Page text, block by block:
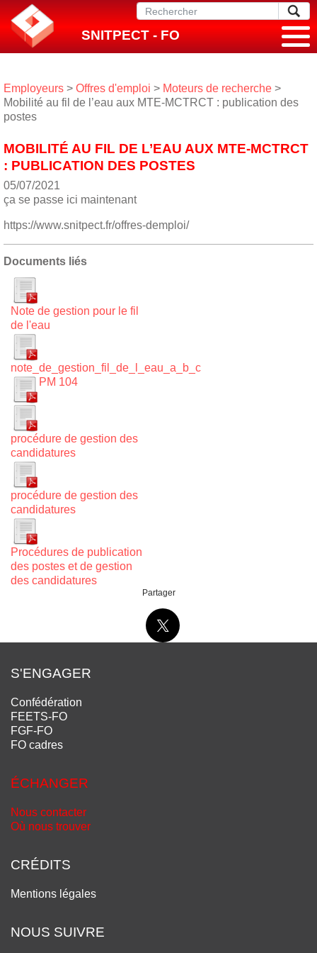
SNITPECT - FO
Employeurs > Offres d'emploi > Moteurs de recherche >
Mobilité au fil de l’eau aux MTE-MCTRCT : publication des
postes
MOBILITÉ AU FIL DE L’EAU AUX MTE-MCTRCT
: PUBLICATION DES POSTES
05/07/2021
ça se passe ici maintenant
https://www.snitpect.fr/offres-demploi/
Documents liés
Note de gestion pour le fil
de l'eau
note_de_gestion_fil_de_l_eau_a_b_c
PM 104
procédure de gestion des
candidatures
procédure de gestion des
candidatures
Procédures de publication
des postes et de gestion
des candidatures
Partager
S'ENGAGER
Confédération
FEETS-FO
FGF-FO
FO cadres
ÉCHANGER
Nous contacter
Où nous trouver
CRÉDITS
Mentions légales
NOUS SUIVRE